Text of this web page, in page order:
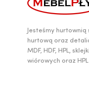
Jesteśmy
hurtową oraz
MDF, HDF, HPL,
wiórowych oraz HPL